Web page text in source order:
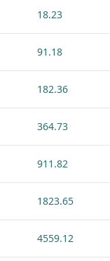
18.23
91.18
182.36
364.73
911.82
1823.65
4559.12